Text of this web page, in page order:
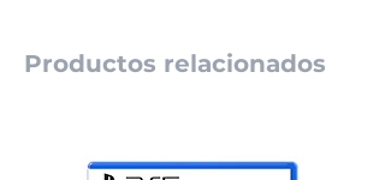
Productos relacionados